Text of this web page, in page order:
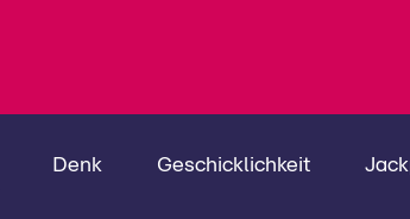
Denk Geschicklichkeit